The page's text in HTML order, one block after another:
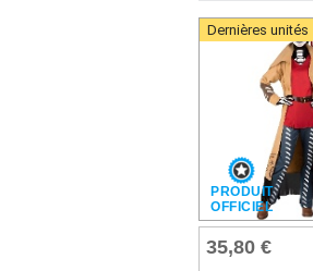
Dernières unités
PRODUIT
OFFICIEL
35,80 €